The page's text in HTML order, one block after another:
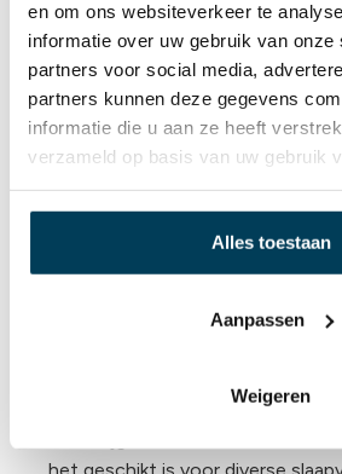
en om ons websiteverkeer te
informatie over uw gebruik van onze
partners voor social media,
partners kunnen deze gegevens
informatie die u aan ze heeft
verzameld op basis van uw gebruik
Alles toestaan
Aanpassen
Weigeren
Het Pullman Allure matras is
geavanceerd
pocketvering
individueel verpakte veren zich
elkaar aanpassen aan de
lichaam. Dit zorgt voor een
schouders en heupen. De
matras is een hoogwaardig
het matras fris en droog
een gezond slaapklimaat. Het